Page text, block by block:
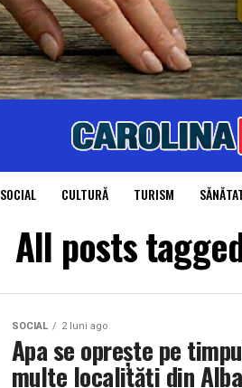
SOCIAL CULTURĂ TURISM
All posts
SOCIAL 2 luni ago
Apa se oprește pe
multe localități din